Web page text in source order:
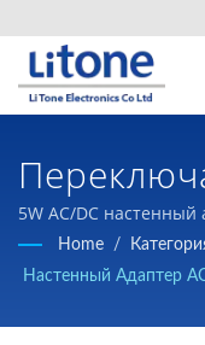
Уровень
5W AC/DC
нашими клиентами -
компоненты
Home /
Настенный Адаптер